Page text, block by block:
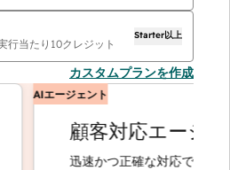
行当たり 10クレジット
Starter以上
カスタムプランを作成
AIエージェント
顧客対応エージェン
迅速かつ正確な対応で問い合わ